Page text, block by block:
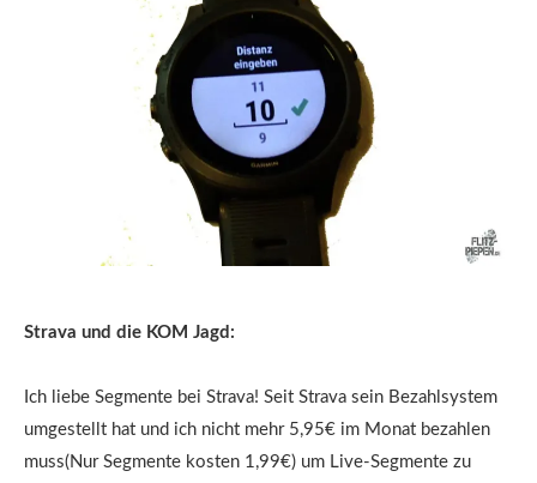
Strava und die KOM Jagd:
Ich liebe Segmente bei Strava! Seit Strava sein Bezahlsystem
umgestellt hat und ich nicht mehr 5,95€ im Monat bezahlen
muss(Nur Segmente kosten 1,99€) um Live-Segmente zu